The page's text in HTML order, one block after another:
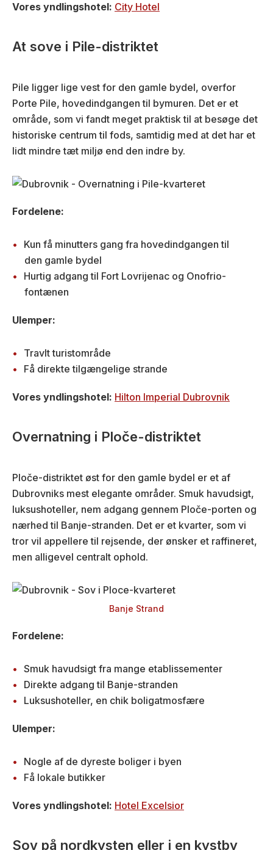
Vores yndlingshotel: City Hotel
At sove i Pile-distriktet
Pile ligger lige vest for den gamle bydel, overfor
Porte Pile, hovedindgangen til bymuren. Det er et
område, som vi fandt meget praktisk til at besøge det
historiske centrum til fods, samtidig med at det har et
lidt mindre tæt miljø end den indre by.
Fordelene:
Kun få minutters gang fra hovedindgangen til
den gamle bydel
Hurtig adgang til Fort Lovrijenac og Onofrio-
fontænen
Ulemper:
Travlt turistområde
Få direkte tilgængelige strande
Vores yndlingshotel: Hilton Imperial Dubrovnik
Overnatning i Ploče-distriktet
Ploče-distriktet øst for den gamle bydel er et af
Dubrovniks mest elegante områder. Smuk havudsigt,
luksushoteller, nem adgang gennem Ploče-porten og
nærhed til Banje-stranden. Det er et kvarter, som vi
tror vil appellere til rejsende, der ønsker et raffineret,
men alligevel centralt ophold.
Banje Strand
Fordelene:
Smuk havudsigt fra mange etablissementer
Direkte adgang til Banje-stranden
Luksushoteller, en chik boligatmosfære
Ulemper:
Nogle af de dyreste boliger i byen
Få lokale butikker
Vores yndlingshotel: Hotel Excelsior
Sov på nordkysten eller i en kystby